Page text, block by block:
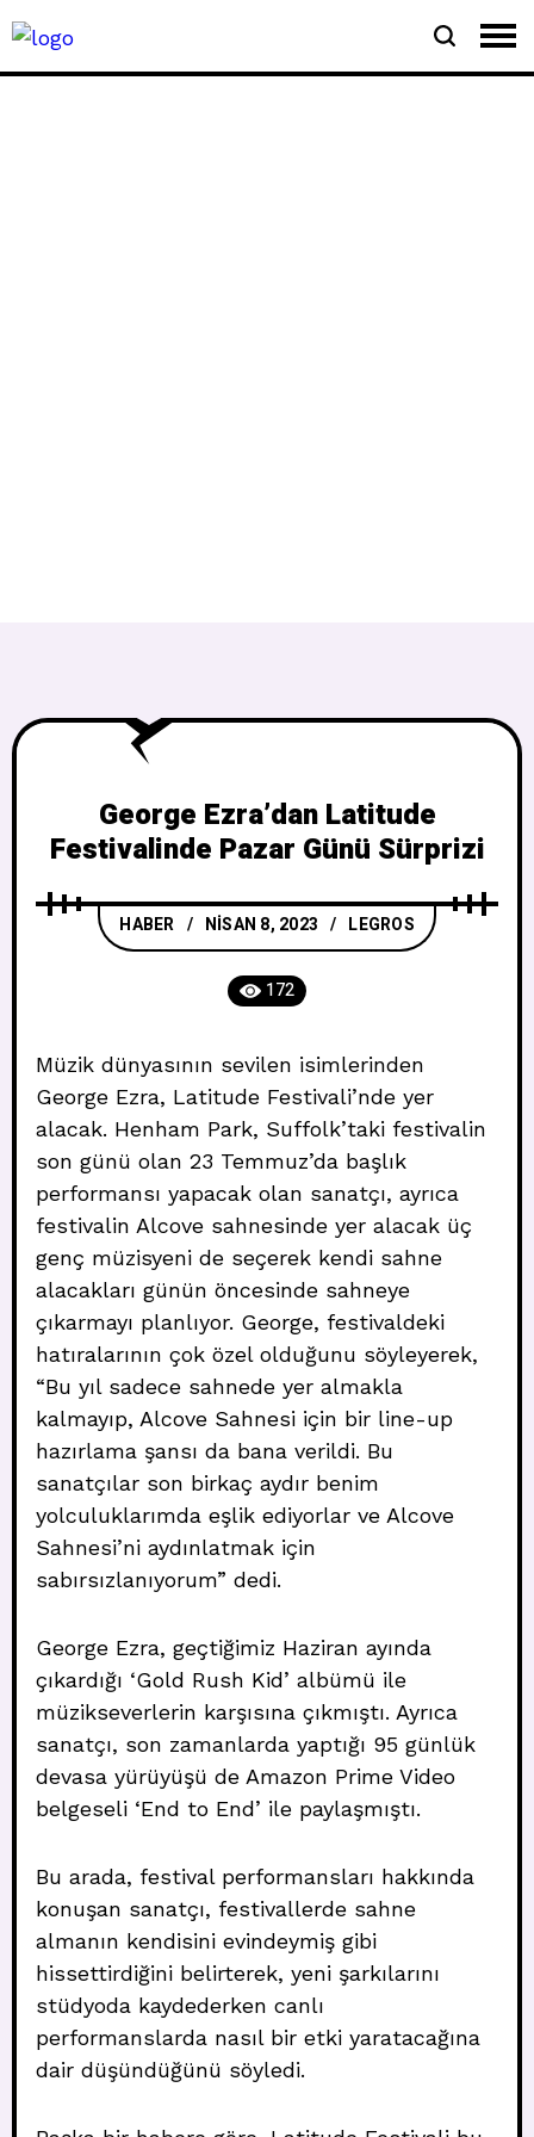
George Ezra’dan Latitude
Festivalinde Pazar Günü Sürprizi
HABER NISAN 8, 2023 LEGROS
172
Müzik dünyasının sevilen isimlerinden
George Ezra, Latitude Festivali’nde yer
alacak. Henham Park, Suffolk’taki festivalin
son günü olan 23 Temmuz’da başlık
performansı yapacak olan sanatçı, ayrıca
festivalin Alcove sahnesinde yer alacak üç
genç müzisyeni de seçerek kendi sahne
alacakları günün öncesinde sahneye
çıkarmayı planlıyor. George, festivaldeki
hatıralarının çok özel olduğunu söyleyerek,
“Bu yıl sadece sahnede yer almakla
kalmayıp, Alcove Sahnesi için bir line-up
hazırlama şansı da bana verildi. Bu
sanatçılar son birkaç aydır benim
yolculuklarımda eşlik ediyorlar ve Alcove
Sahnesi’ni aydınlatmak için
sabırsızlanıyorum” dedi.
George Ezra, geçtiğimiz Haziran ayında
çıkardığı ‘Gold Rush Kid’ albümü ile
müzikseverlerin karşısına çıkmıştı. Ayrıca
sanatçı, son zamanlarda yaptığı 95 günlük
devasa yürüyüşü de Amazon Prime Video
belgeseli ‘End to End’ ile paylaşmıştı.
Bu arada, festival performansları hakkında
konuşan sanatçı, festivallerde sahne
almanın kendisini evindeymiş gibi
hissettirdiğini belirterek, yeni şarkılarını
stüdyoda kaydederken canlı
performanslarda nasıl bir etki yaratacağına
dair düşündüğünü söyledi.